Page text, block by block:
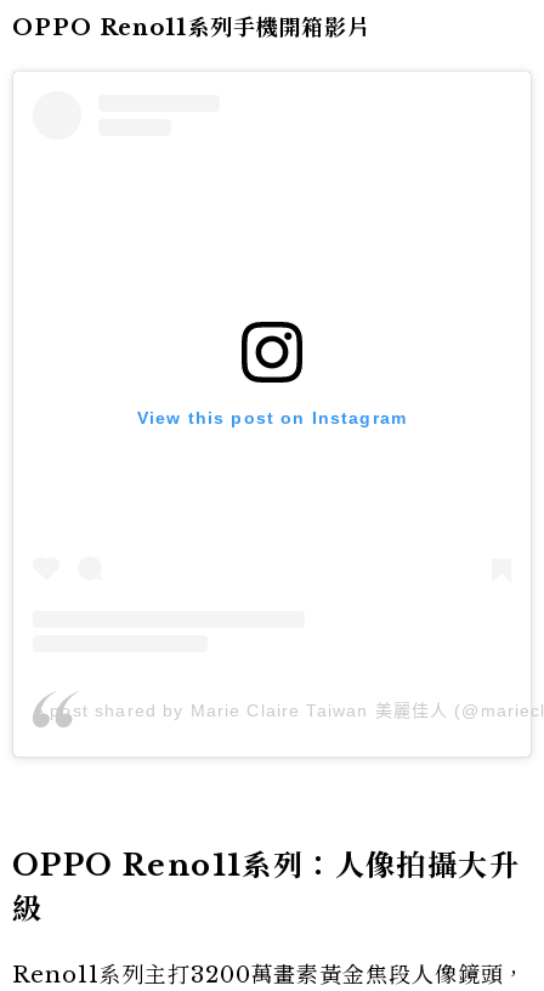
OPPO Reno11系列手機開箱影片
View this post on Instagram
A post shared by Marie Claire Taiwan 美麗佳人
OPPO Reno11系列：人像拍攝大升
級
Reno11系列主打3200萬畫素黃金焦段人像鏡頭，